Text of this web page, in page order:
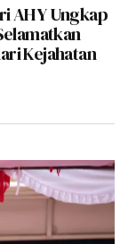
AHY Ungkap
Kejahatan